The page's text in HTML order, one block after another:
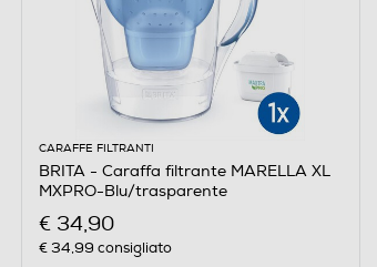
CARAFFE FILTRANTI
BRITA - Caraffa filtrante MARELLA XL
MXPRO-Blu/trasparente
€ 34,90
€ 34,99 consigliato